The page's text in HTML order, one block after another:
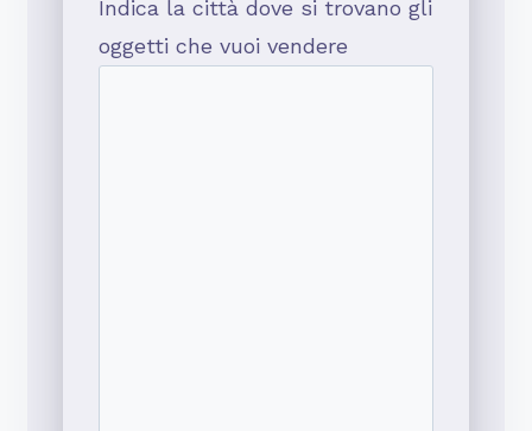
Indica la città dove si trovano gli
oggetti che vuoi vendere